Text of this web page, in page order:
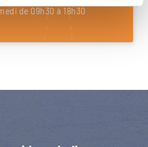
de 09h30 à 18h30